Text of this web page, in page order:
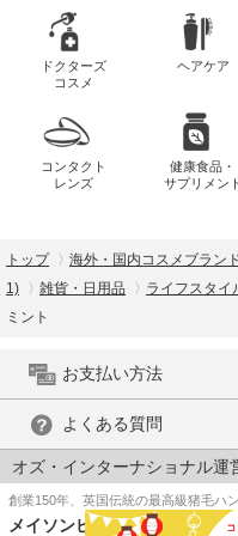
ドクターズ
コスメ
ヘアケア
コンタクト
レンズ
健康食品・
サプリメン
トップ 海外・国内コスメブラン
1)
雑貨・日用品 ライフスタイ
ミント
お支払い方法
よくある質問
オズ・インターナショナル運
創業150年、英国伝統の最高級猪毛ハ
メイソンピアソン